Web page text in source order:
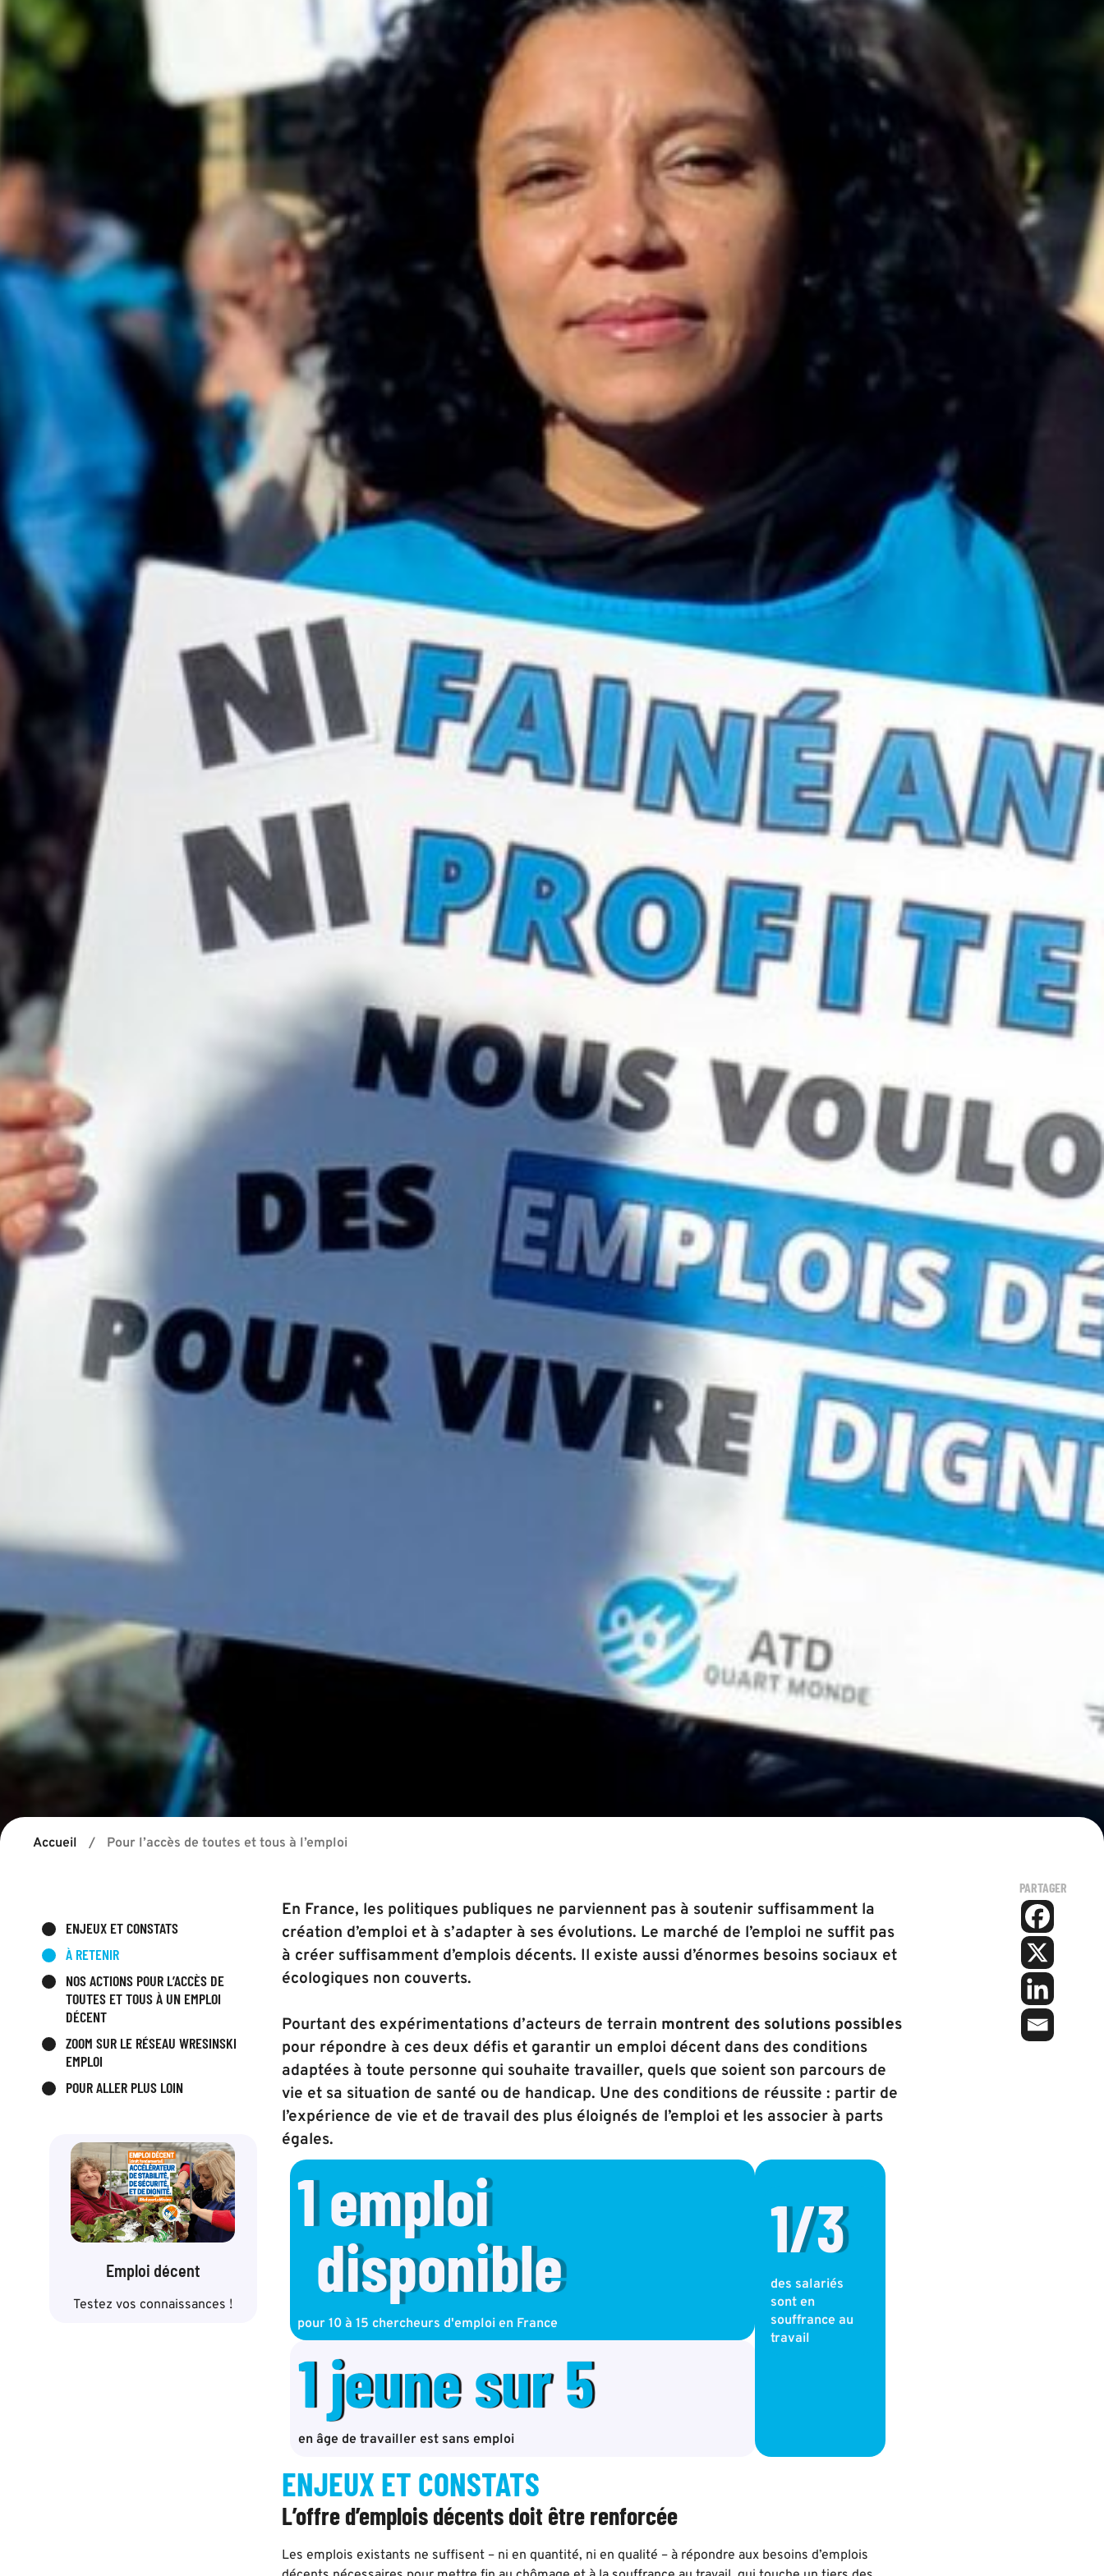
Accueil / Pour l’accès de toutes et tous à l’emploi
ENJEUX ET CONSTATS
À RETENIR
NOS ACTIONS POUR L’ACCÈS DE
TOUTES ET TOUS À UN EMPLOI
DÉCENT
ZOOM SUR LE RÉSEAU WRESINSKI
EMPLOI
POUR ALLER PLUS LOIN
Emploi décent
Testez vos connaissances !
En France, les politiques publiques ne parviennent pas à soutenir suffisamment la
création d’emploi et à s’adapter à ses évolutions. Le marché de l’emploi ne suffit pas
à créer suffisamment d’emplois décents. Il existe aussi d’énormes besoins sociaux et
écologiques non couverts.
Pourtant des expérimentations d’acteurs de terrain montrent des solutions possibles
pour répondre à ces deux défis et garantir un emploi décent dans des conditions
adaptées à toute personne qui souhaite travailler, quels que soient son parcours de
vie et sa situation de santé ou de handicap. Une des conditions de réussite : partir de
l’expérience de vie et de travail des plus éloignés de l’emploi et les associer à parts
égales.
pour 10 à 15 chercheurs d'emploi en France
1 emploi
disponible
en âge de travailler est sans emploi
1 jeune sur 5
des salariés
sont en
souffrance au
travail
1/3
ENJEUX ET CONSTATS
L’offre d’emplois décents doit être renforcée
Les emplois existants ne suffisent – ni en quantité, ni en qualité – à répondre aux besoins d’emplois
PARTAGER